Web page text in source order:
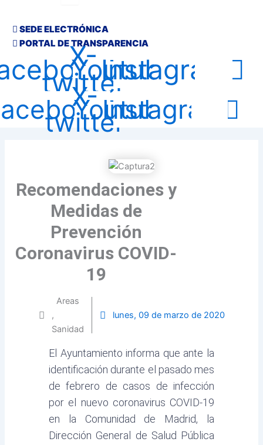
SEDE ELECTRÓNICA
PORTAL DE TRANSPARENCIA
X-
twitter
Youtube
Instagram
X-
twitter
Youtube
Instagram
Recomendaciones y
Medidas de
Prevención
Coronavirus COVID-
19
Areas
,
Sanidad
lunes, 09 de marzo de 2020
El Ayuntamiento informa que ante la
identificación durante el pasado mes
de febrero de casos de infección
por el nuevo coronavirus COVID-19
en la Comunidad de Madrid, la
Dirección General de Salud Pública